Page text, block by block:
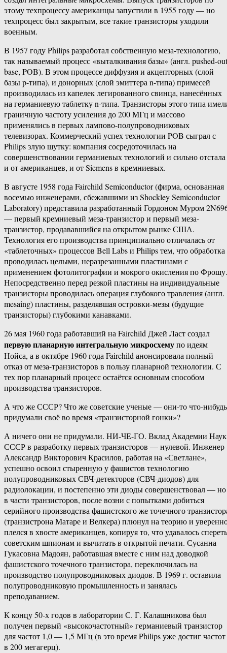
этому техпроцессу американцы запустили в 1955 году — но
техпроцесс был закрытым, все такие транзисторы уходили
военным.
В 1957 году Philips разработал собственную меза-технологию,
так называемый процесс «выталкивания базы» (англ. pushed-out
base, POB). В этом процессе диффузия и акцепторных (слой
базы p-типа), и донорных (слой эмиттера n-типа) примесей
производилась из капелек легированного свинца, нанесённых
на германиевую таблетку n-типа. Транзисторы этого типа
граничную частоту усиления до 200 МГц и массово
применялись в первых лампово-полупроводниковых
телевизорах. Коммерческий успех технологии POB сыграл с
Philips злую шутку: компания сосредоточилась на
совершенствовании германиевых технологий и сильно отстала
и от американцев, и от Siemens в кремниевых.
В августе 1958 года Fairchild Semiconductor (фирма, основанная
восемью инженерами, сбежавшими из Shockley Semiconductor
Laboratory) представила разработанный Гордоном Муром
— первый кремниевый меза-транзистор и первый меза-
транзистор, продававшийся на открытом рынке США.
Технология его производства принципиально отличалась от
«таблеточных» процессов Bell Labs и Philips тем, что обработка
проводилась целыми, неразрезанными пластинами с
применением фотолитографии и мокрого окисления по Фрошу.
Непосредственно перед резкой пластины на индивидуальные
транзисторы проводилась операция глубокого травления (англ.
mesaing) пластины, разделявшая островки-мезы (будущие
транзисторы) глубокими канавками.
26 мая 1960 года работавший на Fairchild Джей Ласт создал
первую планарную интегральную микросхемупо идеям
Нойса, а в октябре 1960 года Fairchild анонсировала полный
отказ от меза-транзисторов в пользу планарной технологии. С
тех пор планарный процесс остаётся основным способом
производства транзисторов.
А что же СССР? Что же советские ученые — они-то что-нибудь
придумали своё во время «транзисторной гонки»?
А ничего они не придумали. НИ-ЧЕ-ГО. Вклад Академии Наук
СССР в разработку первых транзисторов — нулевой. Инженер
Александр Викторович Красилов, работая на «Светлане»,
успешно освоил стыренную у фашистов технологию
полупроводниковых СВЧ-детекторов (СВЧ-диодов) для
радиолокации, и постепенно эти диоды совершенствовал — но
в части транзисторов, после возни с попытками добиться
серийного производства фашистского же точечного
(транзистрона Матаре и Велкера) плюнул на теорию и
плелся в хвосте американцев, копируя то, что удавалось спереть
советским шпионам и вычитать в открытой печати. Сусанна
Гукасовна Мадоян, работавшая вместе с ним над доводкой
фашистского точечного транзистора, переключилась на
производство полупроводниковых диодов. В 1969 г. оставила
полупроводниковую промышленность и занялась
преподаванием.
К концу 50-х годов в лаборатории С. Г. Калашникова был
получен первый «высокочастотный» германиевый транзистор
для частот 1,0 — 1,5 МГц (в это время Philips уже достиг частот
в 200 мегагерц).